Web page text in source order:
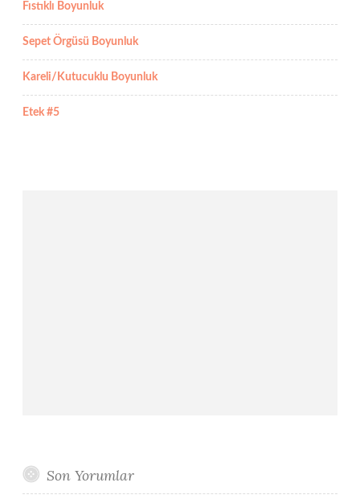
Fıstıklı Boyunluk
Sepet Örgüsü Boyunluk
Kareli/Kutucuklu Boyunluk
Etek #5
Son Yorumlar